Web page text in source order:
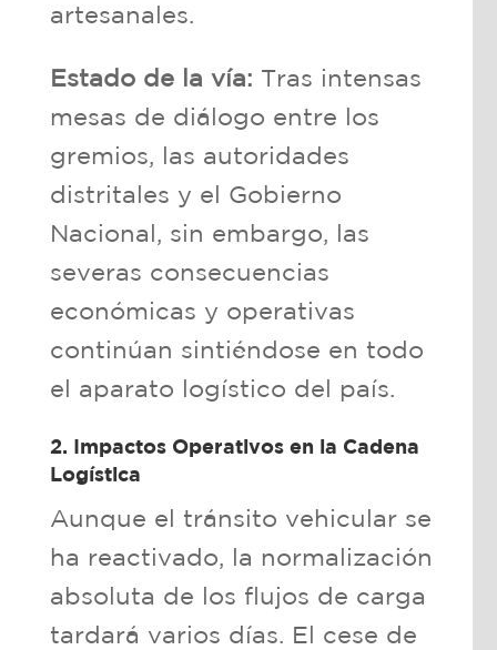
artesanales.
Estado de la vía: Tras intensas
mesas de diálogo entre los
gremios, las autoridades
distritales y el Gobierno
Nacional, sin embargo, las
severas consecuencias
económicas y operativas
continúan sintiéndose en todo
el aparato logístico del país.
2. Impactos Operativos en la Cadena
Logística
Aunque el tránsito vehicular se
ha reactivado, la normalización
absoluta de los flujos de carga
tardará varios días. El cese de